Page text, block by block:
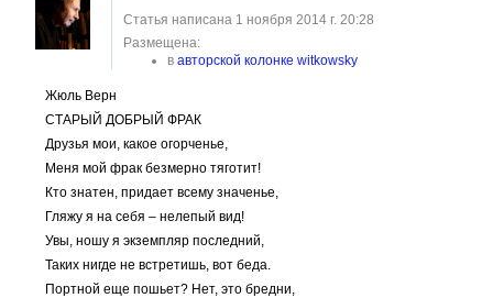
Статья написана 1 ноября 2014 г. 20:28
Размещена:
в авторской колонке witkowsky
Жюль Верн
СТАРЫЙ ДОБРЫЙ ФРАК
Друзья мои, какое огорченье,
Меня мой фрак безмерно тяготит!
Кто знатен, придает всему значенье,
Гляжу я на себя – нелепый вид!
Увы, ношу я экземпляр последний,
Таких нигде не встретишь, вот беда.
Портной еще пошьет? Нет, это бредни,